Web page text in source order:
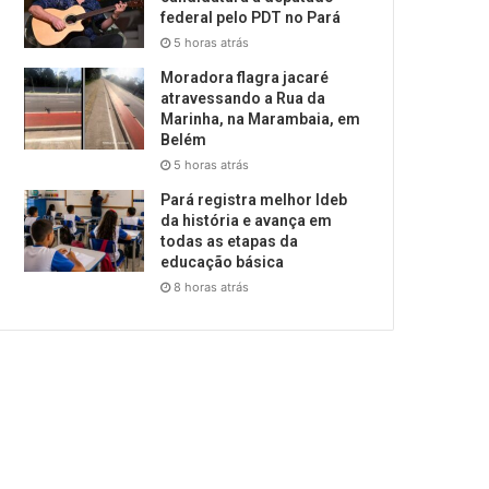
federal pelo PDT no Pará
5 horas atrás
Moradora flagra jacaré
atravessando a Rua da
Marinha, na Marambaia, em
Belém
5 horas atrás
Pará registra melhor Ideb
da história e avança em
todas as etapas da
educação básica
8 horas atrás